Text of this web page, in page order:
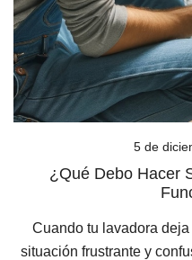
5 de
¿Qué Debo Hacer
Cuando tu lavadora
situación frustrante y